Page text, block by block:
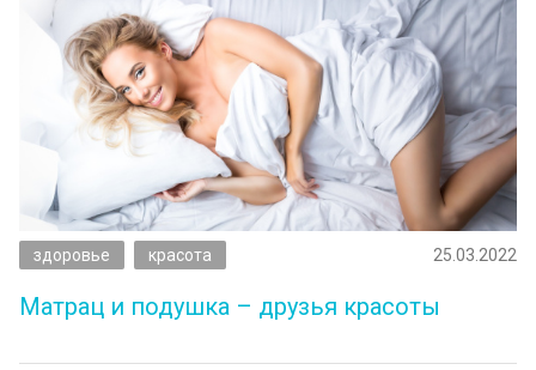
здоровье красота 25.03.2022
Матрац и подушка – друзья красоты